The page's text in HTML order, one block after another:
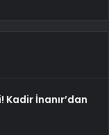
İnanır’dan